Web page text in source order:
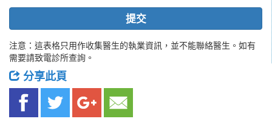
提交
注意：這表格只用作收集醫生的執業資訊，並不能聯絡醫生。如有
需要請致電診所查詢。
分享此頁